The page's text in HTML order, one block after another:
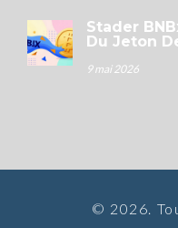
Stader
Du Jeton
9 mai 2026
© 2026.